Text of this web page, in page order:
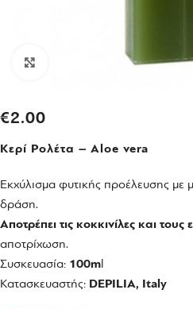
€2.00
Κερί Ρολέτα – Aloe vera
Εκχύλισμα φυτικής προέλευσης με
δράση.
Αποτρέπει τις κοκκινίλες και τους
αποτρίχωση.
Συσκευασία: 100ml
Κατασκευαστής: DEPILIA, Italy